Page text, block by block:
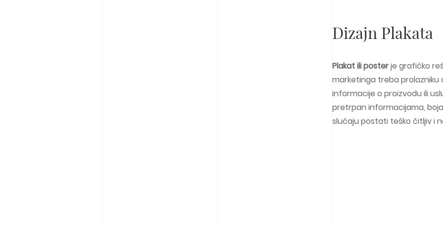
Dizajn Plakata
Plakat ili posterje grafičko
marketinga treba
informacije o proizvodu ili
pretrpan informacijama,
slučaju postati teško čitljiv i